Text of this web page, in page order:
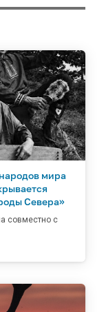
мира
Севера»
совместно с